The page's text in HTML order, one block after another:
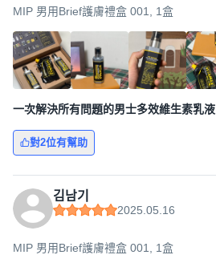
MIP 男用Brief護膚禮盒 001, 1盒
一次解決所有問題的男士多效維生素乳液
對2位有幫助
김남기
2025.05.16
MIP 男用Brief護膚禮盒 001, 1盒